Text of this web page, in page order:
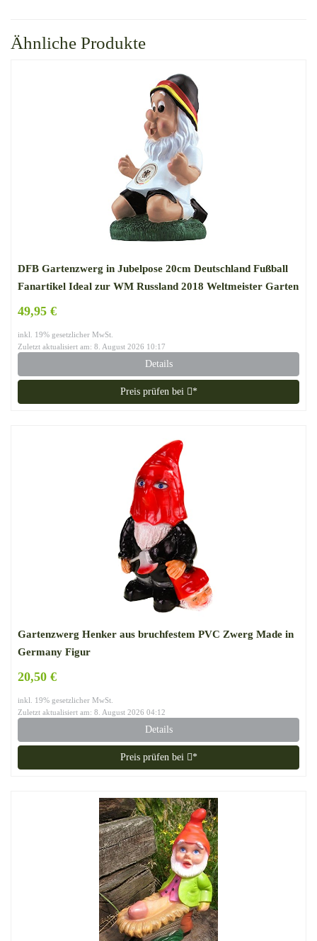
Ähnliche Produkte
DFB Gartenzwerg in Jubelpose 20cm Deutschland Fußball
Fanartikel Ideal zur WM Russland 2018 Weltmeister Garten
49,95 €
inkl. 19% gesetzlicher MwSt.
Zuletzt aktualisiert am: 8. August 2026 10:17
Details
Preis prüfen bei *
Gartenzwerg Henker aus bruchfestem PVC Zwerg Made in
Germany Figur
20,50 €
inkl. 19% gesetzlicher MwSt.
Zuletzt aktualisiert am: 8. August 2026 04:12
Details
Preis prüfen bei *